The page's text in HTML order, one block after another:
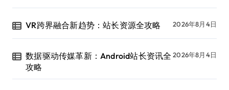
VR跨界融合新趋势：站长资源全攻略 2026年8月4日
数据驱动传媒革新：Android站长资讯全
攻略
2026年8月4日